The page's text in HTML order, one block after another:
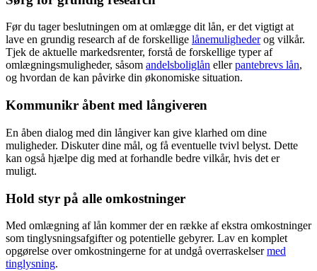
Før du tager beslutningen om at omlægge dit lån, er det vigtigt at
lave en grundig research af de forskellige lånemulighederog vilkår.
Tjek de aktuelle markedsrenter, forstå de forskellige typer af
omlægningsmuligheder, såsom andelsboliglån ellerpantebrevs lån,
og hvordan de kan påvirke din økonomiske situation.
Kommunikr åbent med långiveren
En åben dialog med din långiver kan give klarhed om dine
muligheder. Diskuter dine mål, og få eventuelle tvivl belyst. Dette
kan også hjælpe dig med at forhandle bedre vilkår, hvis det er
muligt.
Hold styr på alle omkostninger
Med omlægning af lån kommer der en række af ekstra omkostninger
som tinglysningsafgifter og potentielle gebyrer. Lav en komplet
opgørelse over omkostningerne for at undgå overraskelsermed
tinglysning.